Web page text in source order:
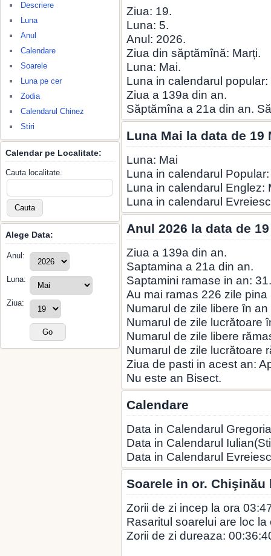
Descriere
Luna
Anul
Calendare
Soarele
Luna pe cer
Zodia
Calendarul Chinez
Stiri
Calendar pe Localitate:
Cauta localitate.
Alege Data:
Anul:
Luna:
Ziua:
Ziua: 19.
Luna: 5.
Anul: 2026.
Ziua din săptămînă: Marți.
Luna: Mai.
Luna in calendarul popular:
Ziua a 139a din an.
Săptămîna a 21a din an.
Luna Mai la data de 19
Luna: Mai
Luna in calendarul
Luna in calendarul Englez:
Luna in calendarul
Anul 2026 la data de
Ziua a 139a din an.
Saptamina a 21a din an.
Saptamini ramase in an: 31.
Au mai ramas 226 zile pina
Numarul de zile libere în
Numarul de zile lucrătoare
Numarul de zile libere
Numarul de zile lucrătoare
Ziua de pasti in acest an:
Nu este an Bisect.
Calendare
Data in Calendarul
Data in Calendarul
Data in Calendarul
Soarele in or. Chişinău
Zorii de zi incep la ora
Rasaritul soarelui are loc la
Zorii de zi dureaza: